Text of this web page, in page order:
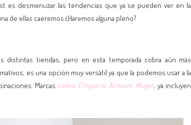
es desmenuzar las tendencias que ya se pueden ver en la
de ellas caeremos ¿Haremos alguna pleno?
distintas tiendas, pero en esta temporada cobra aún más
es una opción muy versátil ya que la podemos usar a la
Marcas como Emporio Armani Mujer, ya incluyen